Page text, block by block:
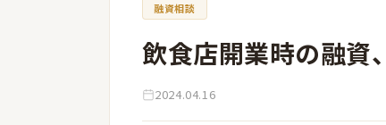
融資相談
飲食店開業時の融資
2024.04.16